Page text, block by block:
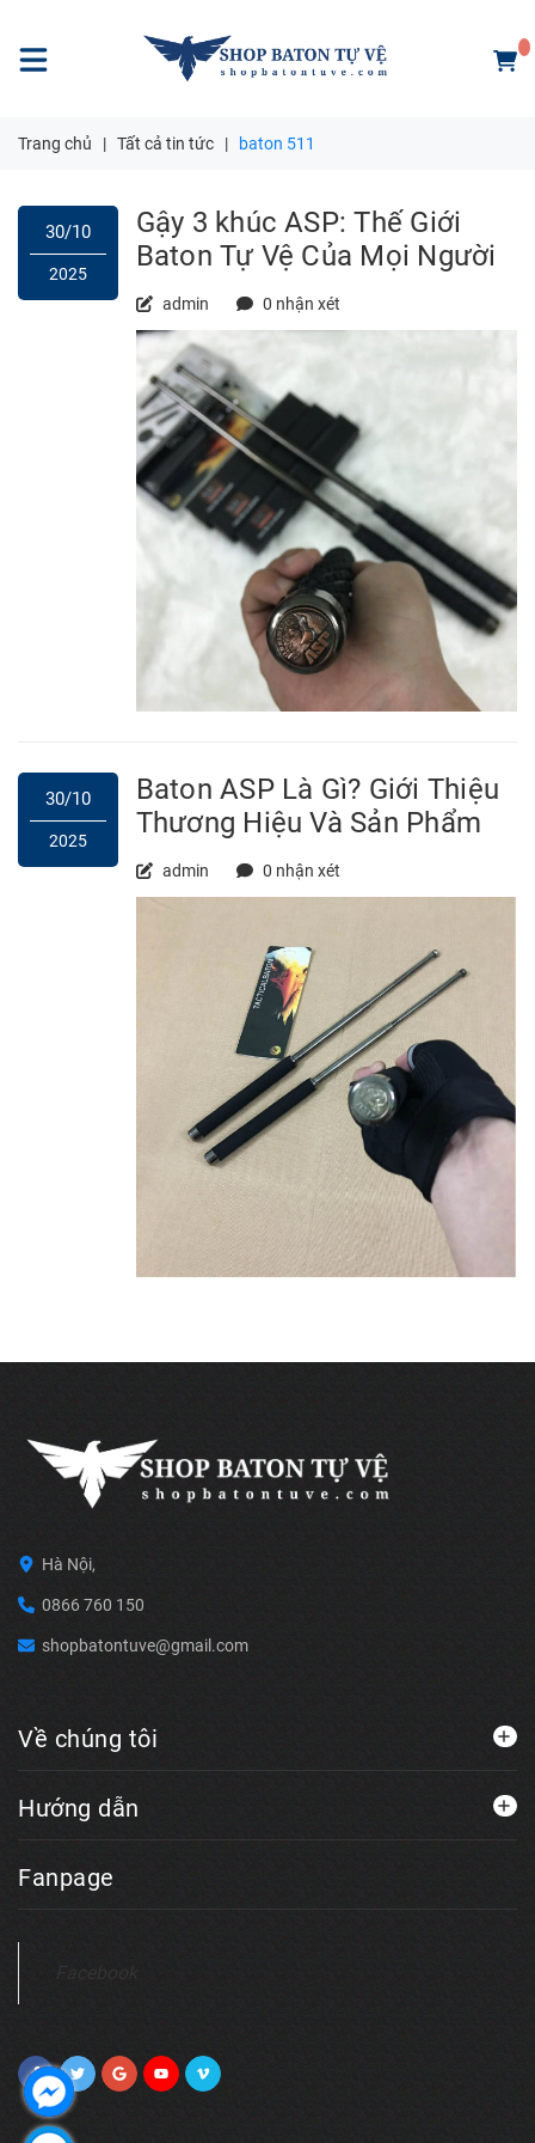
Trang chủ | Tất cả tin tức | baton 511
30/10
2025
Gậy 3 khúc ASP: Thế Giới
Baton Tự Vệ Của Mọi Người
admin 0 nhận xét
30/10
2025
Baton ASP Là Gì? Giới Thiệu
Thương Hiệu Và Sản Phẩm
admin 0 nhận xét
Hà Nội,
0866 760 150
shopbatontuve@gmail.com
Về chúng tôi
Hướng dẫn
Fanpage
Facebook